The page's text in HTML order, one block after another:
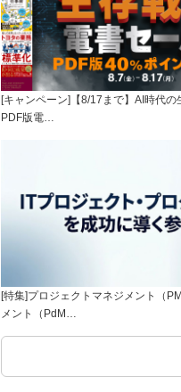
[キャンペーン]【8/17まで】AI時代の
PDF版電…
[特集]プロジェクトマネジメント（
メント（PdM…